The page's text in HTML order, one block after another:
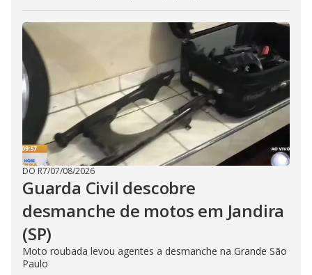
DO R7/07/08/2026
Guarda Civil descobre
desmanche de motos em Jandira
(SP)
Moto roubada levou agentes a desmanche na Grande São
Paulo